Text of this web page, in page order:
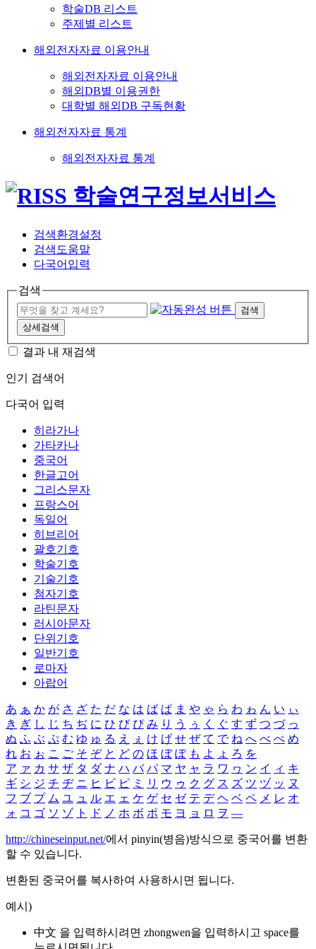
학술DB 리스트
주제별 리스트
해외전자자료 이용안내
해외전자자료 이용안내
해외DB별 이용권한
대학별 해외DB 구독현황
해외전자자료 통계
해외전자자료 통계
검색환경설정
검색도움말
다국어입력
검색
검색
상세검색
결과 내 재검색
인기 검색어
다국어 입력
히라가나
가타카나
중국어
한글고어
그리스문자
프랑스어
독일어
히브리어
괄호기호
학술기호
기술기호
첨자기호
라틴문자
러시아문자
단위기호
일반기호
로마자
아랍어
あ ぁ か が さ ざ た だ な は ば ぱ ま や ゃ ら わ ゎ ん い ぃ
き ぎ し じ ち ぢ に ひ び ぴ み り う ぅ く ぐ す ず つ づ っ
ぬ ふ ぶ ぷ む ゆ ゅ る え ぇ け げ せ ぜ て で ね へ べ ぺ め
れ お ぉ こ ご そ ぞ と ど の ほ ぼ ぽ も よ ょ ろ を
ア ァ カ サ ザ タ ダ ナ ハ バ パ マ ヤ ャ ラ ワ ヮ ン イ ィ キ
ギ シ ジ チ ヂ ニ ヒ ビ ピ ミ リ ウ ゥ ク グ ス ズ ツ ヅ ッ ヌ
フ ブ プ ム ユ ュ ル エ ェ ケ ゲ セ ゼ テ デ ヘ ベ ペ メ レ オ
ォ コ ゴ ソ ゾ ト ド ノ ホ ボ ポ モ ヨ ョ ロ ヲ ―
http://chineseinput.net/에서 pinyin(병음)방식으로 중국어를 변환
할 수 있습니다.
변환된 중국어를 복사하여 사용하시면 됩니다.
예시)
中文 을 입력하시려면 zhongwen을 입력하시고 space를